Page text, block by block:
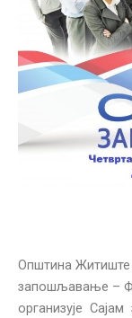
Општина
запошљавање –
организује